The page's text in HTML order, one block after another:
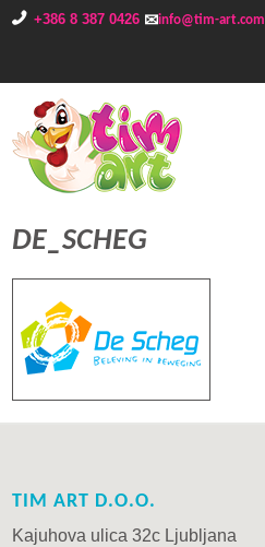
+386 8 387 0426 info@tim-art.com
DE_SCHEG
TIM ART D.O.O.
Kajuhova ulica 32c Ljubljana